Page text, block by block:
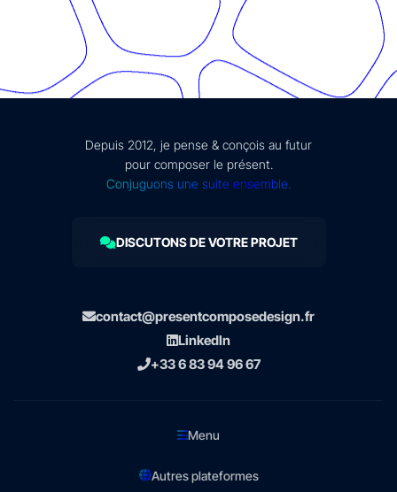
Depuis 2012, je pense & conçois au futur
pour composer le présent.
Conjuguons une suite ensemble.
DISCUTONS DE VOTRE PROJET
contact@presentcomposedesign.fr
LinkedIn
+33 6 83 94 96 67
Menu
Autres plateformes